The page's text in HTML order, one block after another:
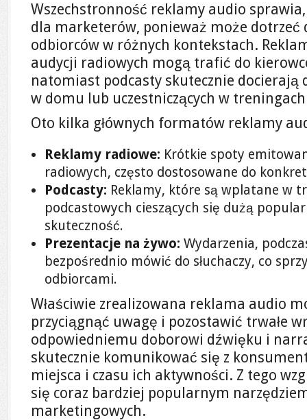
Wszechstronność reklamy audio
dla marketerów, ponieważ może dotrzeć
odbiorców w różnych kontekstach.
audycji radiowych mogą trafić do
natomiast podcasty skutecznie docierają
w domu lub uczestniczących w
Oto kilka głównych formatów reklamy
Reklamy radiowe: Krótkie spoty
radiowych, często dostosowane do
Podcasty: Reklamy, które są wplatane w
podcastowych cieszących się dużą
skuteczność.
Prezentacje na żywo: Wydarzenia,
bezpośrednio mówić do słuchaczy, co
odbiorcami.
Właściwie zrealizowana reklama audio
przyciągnąć uwagę i pozostawić trwałe
odpowiedniemu doborowi dźwięku i
skutecznie komunikować się z
miejsca i czasu ich aktywności. Z tego
się coraz bardziej popularnym
marketingowych.